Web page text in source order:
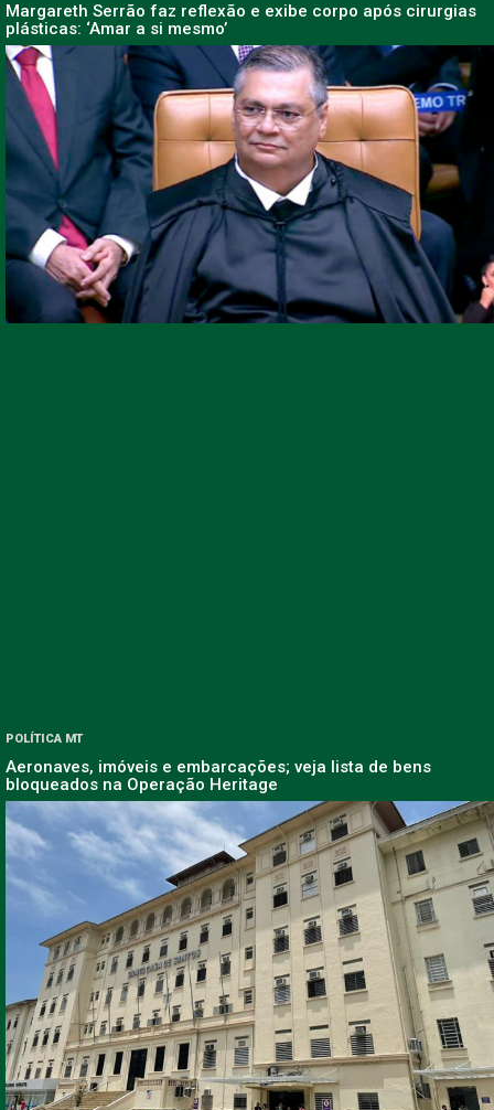
Margareth Serrão faz reflexão e exibe corpo após cirurgias
plásticas: ‘Amar a si mesmo’
POLÍTICA MT
Aeronaves, imóveis e embarcações; veja lista de bens
bloqueados na Operação Heritage